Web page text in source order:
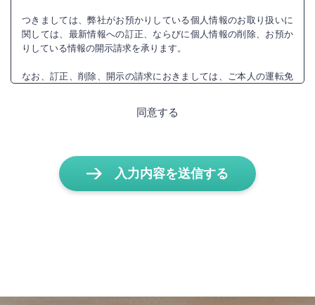
つきましては、弊社がお預かりしている個人情報のお取り扱いに
関しては、最新情報への訂正、ならびに個人情報の削除、お預か
りしている情報の開示請求を承ります。
なお、訂正、削除、開示の請求におきましては、ご本人の運転免
ご添付をいただいております。 お電話によるお問い合わせの際に
は、住所、氏名、年齢、電話番号など身分を確認できるお問い合
弊社がお預かりした個人情報は、以下の項目に基づき、情報の漏
洩事故防止等に努めております。
提供することはありません。ただし、以下の場合において共同利
同意する
入力内容を送信する